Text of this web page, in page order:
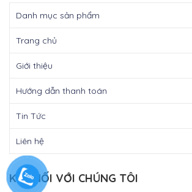
Danh mục sản phẩm
Trang chủ
Giới thiệu
Hướng dẫn thanh toán
Tin Tức
Liên hệ
KẾT NỐI VỚI CHÚNG TÔI